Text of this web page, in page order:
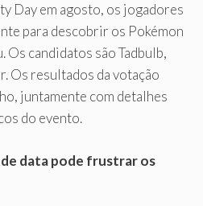
Day em agosto, os jogadores
para descobrir os Pokémon
candidatos são Tadbulb,
Os resultados da votação
juntamente com detalhes
do evento.
data pode frustrar os